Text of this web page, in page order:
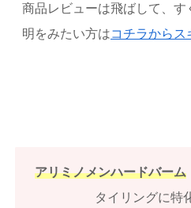
商品レビューは飛ばして、す
明をみたい方はコチラからス
アリミノメンハードバーム
タイリングに特